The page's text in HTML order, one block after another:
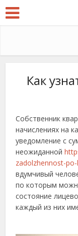
Как
Собственник
начислениях на
уведомление с
неожиданной
zadolzhennost-
вдумчивый
по которым
состояние
каждый из них